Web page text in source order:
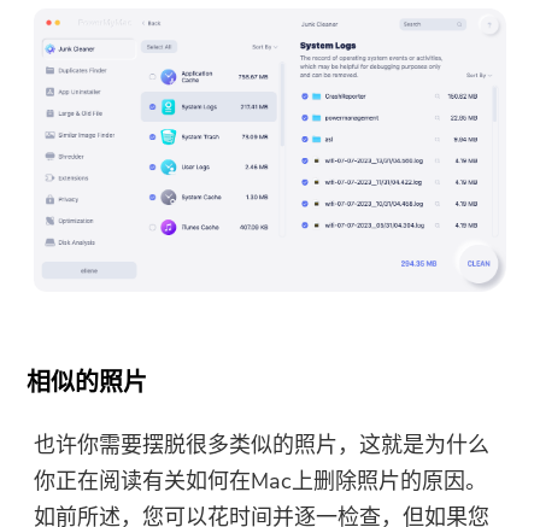
相似的照片
也许你需要摆脱很多类似的照片，这就是为什么
你正在阅读有关如何在Mac上删除照片的原因。
如前所述，您可以花时间并逐一检查，但如果您